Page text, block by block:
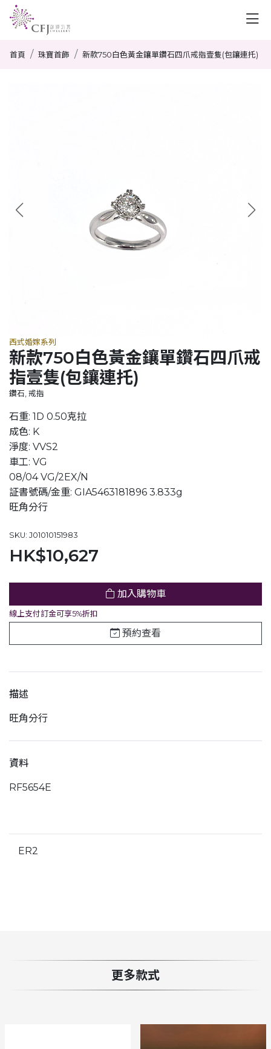
首頁 珠寶首飾 新款750白色黃金鑲單鑽石四爪戒指壹隻(包鑲連托)
西式婚嫁系列
新款750白色黃金鑲單鑽石四爪戒
指壹隻(包鑲連托)
鑽石, 戒指
石重: 1D 0.50克拉
成色: K
淨度: VVS2
車工: VG
08/04 VG/2EX/N
証書號碼/金重: GIA5463181896 3.833g
旺角分行
SKU: J01010151983
HK$10,627
加入購物車
線上支付訂金可享5%折扣
預約查看
描述
旺角分行
資料
RF5654E
ER2
更多款式